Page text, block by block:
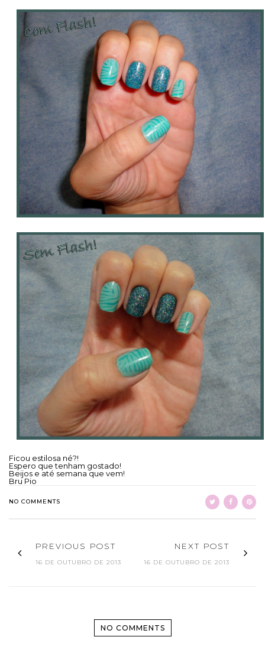
Ficou estilosa né?!
Espero que tenham gostado!
Beijos e até semana que vem!
Bru Pio
NO COMMENTS
PREVIOUS POST
16 DE OUTUBRO DE 2013
NEXT POST
16 DE OUTUBRO DE 2013
NO COMMENTS